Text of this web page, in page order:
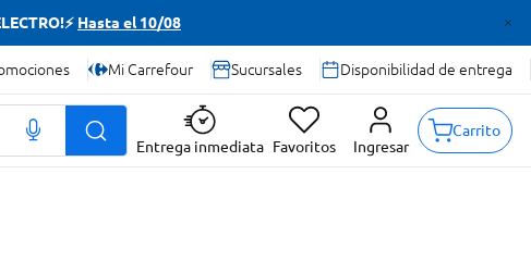
Hasta el 10/08
Mi Carrefour Sucursales Disponibilidad de entrega
Entrega inmediata Favoritos Ingresar
Carrito